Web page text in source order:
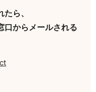
ら、
口からメールされる